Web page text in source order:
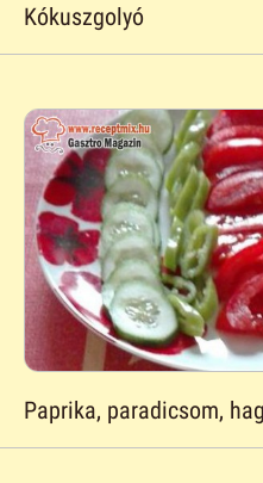
Kókuszgolyó
Paprika, paradicsom,